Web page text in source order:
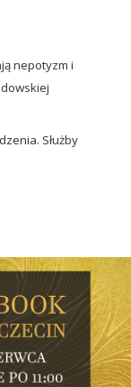
nepotyzm i
Służby